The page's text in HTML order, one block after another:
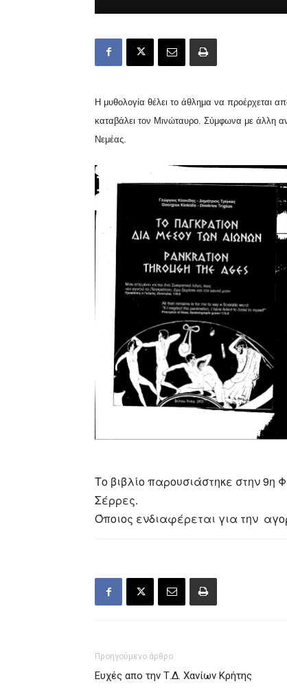
Η μυθολογία θέλει το άθλημα να προέρχεται
καταβάλει τον Μινώταυρο. Σύμφωνα με άλλη
Νεμέας.
Το βιβλίο παρουσιάστηκε στην 9η
Σέρρες.
Όποιος ενδιαφέρεται για την
Προηγούμενο άρθρο
Ευχές απο την Τ.Δ. Χανίων Κρήτης